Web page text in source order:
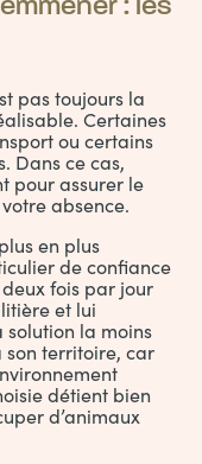
pas toujours la
Certaines
ou certains
Dans ce cas,
pour assurer le
absence.
en plus
de confiance
fois par jour
et lui
solution la moins
territoire, car
détient bien
d’animaux